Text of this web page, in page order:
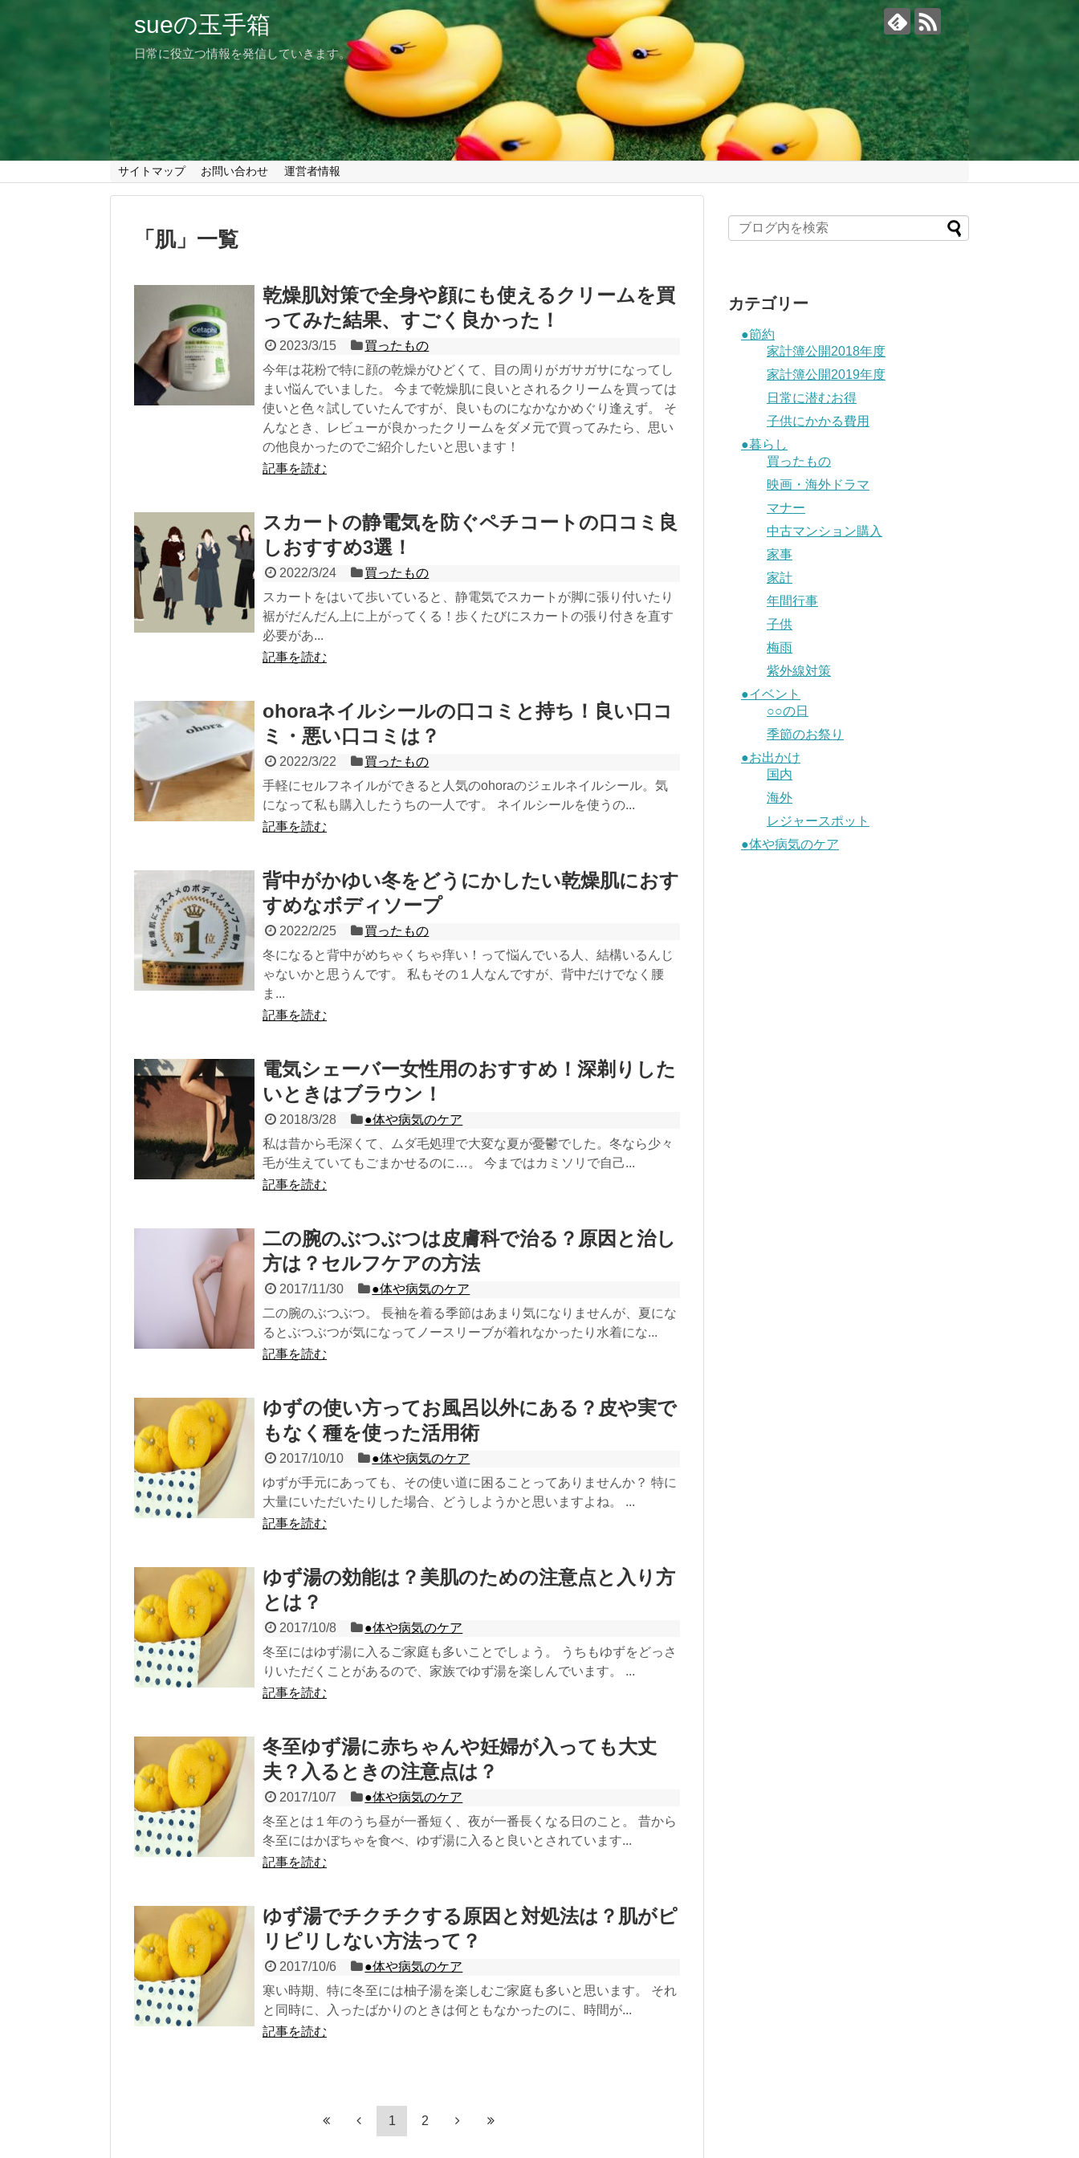
sueの玉手箱
日常に役立つ情報を発信していきます。
サイトマップ お問い合わせ 運営者情報
「 肌」 一覧
乾燥肌対策で全身や顔にも使えるクリームを買
ってみた結果、すごく良かった！
2023/3/15
買ったもの
今年は花粉で特に顔の乾燥がひどくて、目の周りがガサガサになってし
まい悩んでいました。 今まで乾燥肌に良いとされるクリームを買っては
使いと色々試していたんですが、良いものになかなかめぐり逢えず。 そ
んなとき、レビューが良かったクリームをダメ元で買ってみたら、思い
の他良かったのでご紹介したいと思います！
記事を読む
スカートの静電気を防ぐペチコートの口コミ良
しおすすめ3選！
2022/3/24
買ったもの
スカートをはいて歩いていると、静電気でスカートが脚に張り付いたり
裾がだんだん上に上がってくる！歩くたびにスカートの張り付きを直す
必要があ...
記事を読む
ohoraネイルシールの口コミと持ち！良い口コ
ミ・悪い口コミは？
2022/3/22
買ったもの
手軽にセルフネイルができると人気のohoraのジェルネイルシール。気
になって私も購入したうちの一人です。 ネイルシールを使うの...
記事を読む
背中がかゆい冬をどうにかしたい乾燥肌におす
すめなボディソープ
2022/2/25
買ったもの
冬になると背中がめちゃくちゃ痒い！って悩んでいる人、結構いるんじ
ゃないかと思うんです。 私もその１人なんですが、背中だけでなく腰
ま...
記事を読む
電気シェーバー女性用のおすすめ！深剃りした
いときはブラウン！
2018/3/28
●体や病気のケア
私は昔から毛深くて、ムダ毛処理で大変な夏が憂鬱でした。冬なら少々
毛が生えていてもごまかせるのに…。 今まではカミソリで自己...
記事を読む
二の腕のぶつぶつは皮膚科で治る？原因と治し
方は？セルフケアの方法
2017/11/30
●体や病気のケア
二の腕のぶつぶつ。 長袖を着る季節はあまり気になりませんが、夏にな
るとぶつぶつが気になってノースリーブが着れなかったり水着にな...
記事を読む
ゆずの使い方ってお風呂以外にある？皮や実で
もなく種を使った活用術
2017/10/10
●体や病気のケア
ゆずが手元にあっても、その使い道に困ることってありませんか？ 特に
大量にいただいたりした場合、どうしようかと思いますよね。 ...
記事を読む
ゆず湯の効能は？美肌のための注意点と入り方
とは？
2017/10/8
●体や病気のケア
冬至にはゆず湯に入るご家庭も多いことでしょう。 うちもゆずをどっさ
りいただくことがあるので、家族でゆず湯を楽しんでいます。 ...
記事を読む
冬至ゆず湯に赤ちゃんや妊婦が入っても大丈
夫？入るときの注意点は？
2017/10/7
●体や病気のケア
冬至とは１年のうち昼が一番短く、夜が一番長くなる日のこと。 昔から
冬至にはかぼちゃを食べ、ゆず湯に入ると良いとされています...
記事を読む
ゆず湯でチクチクする原因と対処法は？肌がピ
リピリしない方法って？
2017/10/6
●体や病気のケア
寒い時期、特に冬至には柚子湯を楽しむご家庭も多いと思います。 それ
と同時に、入ったばかりのときは何ともなかったのに、時間が...
記事を読む
1 2
カテゴリー
●節約
家計簿公開2018年度
家計簿公開2019年度
日常に潜むお得
子供にかかる費用
●暮らし
買ったもの
映画・海外ドラマ
マナー
中古マンション購入
家事
家計
年間行事
子供
梅雨
紫外線対策
●イベント
○○の日
季節のお祭り
●お出かけ
国内
海外
レジャースポット
●体や病気のケア